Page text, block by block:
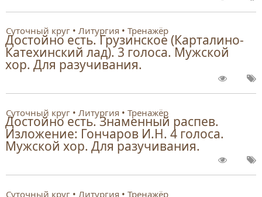
Суточный круг Литургия Тренажёр
Достойно есть. Грузинское (Карталино-
Катехинский лад). 3 голоса. Мужской
хор. Для разучивания.
Суточный круг Литургия Тренажёр
Достойно есть. Знаменный распев.
Изложение: Гончаров И.Н. 4 голоса.
Мужской хор. Для разучивания.
Суточный круг Литургия Тренажёр